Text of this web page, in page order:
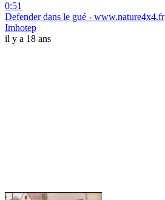
0:51
Defender dans le gué - www.nature4x4.fr
Imhotep
il y a 18 ans